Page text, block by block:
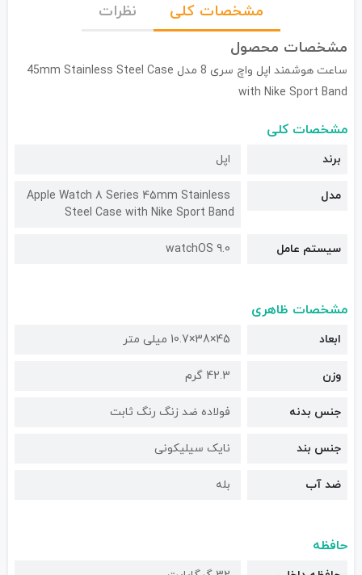
مشخصات کلی
نظرات
مشخصات محصول
ساعت هوشمند اپل واچ سری 8 مدل 45mm Stainless Steel Case
with Nike Sport Band
مشخصات کلی
برند اپل
مدل
Apple Watch 8 Series 45mm Stainless
Steel Case with Nike Sport Band
سیستم عامل watchOS 9.0
مشخصات ظاهری
ابعاد 45×38×10.7 میلی متر
وزن 42.3 گرم
جنس بدنه فولاده ضد زنگ رنگ ثابت
جنس بند نایک سیلیکونی
ضد آب بله
حافظه